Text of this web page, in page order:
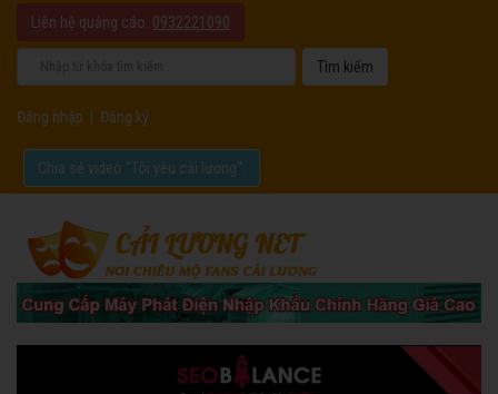
Liên hệ quảng cáo: 0932221090
Đăng nhập Đăng ký
Chia sẻ video "Tôi yêu cải lương".